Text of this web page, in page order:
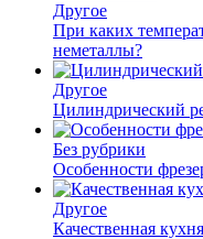
Другое
При каких
неметаллы?
Другое
Цилиндрический
Без рубрики
Особенности
Другое
Качественная